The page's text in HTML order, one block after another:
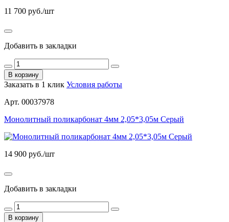
11 700 руб./шт
Добавить в закладки
В корзину
Заказать в 1 клик Условия работы
Арт. 00037978
Монолитный поликарбонат 4мм 2,05*3,05м Серый
14 900 руб./шт
Добавить в закладки
В корзину